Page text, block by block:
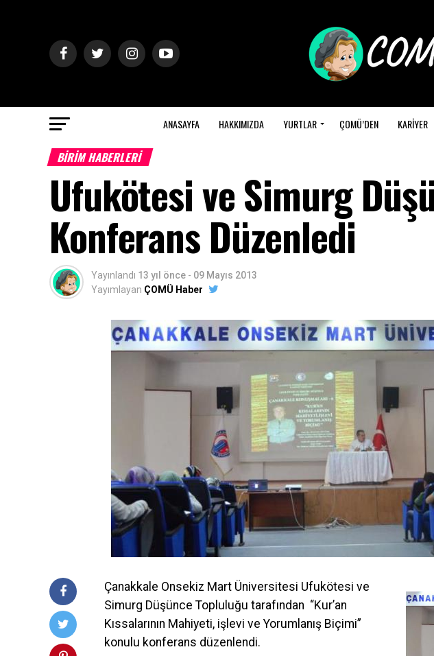
ANASAYFA HAKKIMIZDA YURTLAR ÇOMÜ’DEN KARİYER
BİRİM HABERLERİ
Ufukötesi ve Simurg
Konferans Düzenledi
Yayınlandı 13 yıl önce - 09 Mayıs 2013
Yayımlayan ÇOMÜ Haber
Çanakkale Onsekiz Mart Üniversitesi Ufukötesi ve
Simurg Düşünce Topluluğu tarafından “Kur’an
Kıssalarının Mahiyeti, işlevi ve Yorumlanış Biçimi”
konulu konferans düzenlendi.